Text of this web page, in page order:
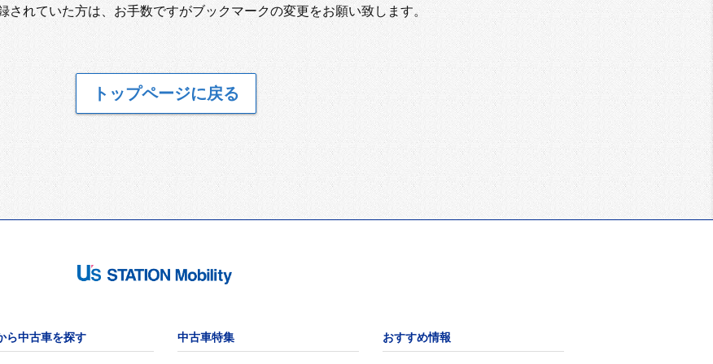
されていた方は、お手数ですがブックマークの変更をお願い致します。
トップページに戻る
ら中古車を探す 中古車特集 おすすめ情報